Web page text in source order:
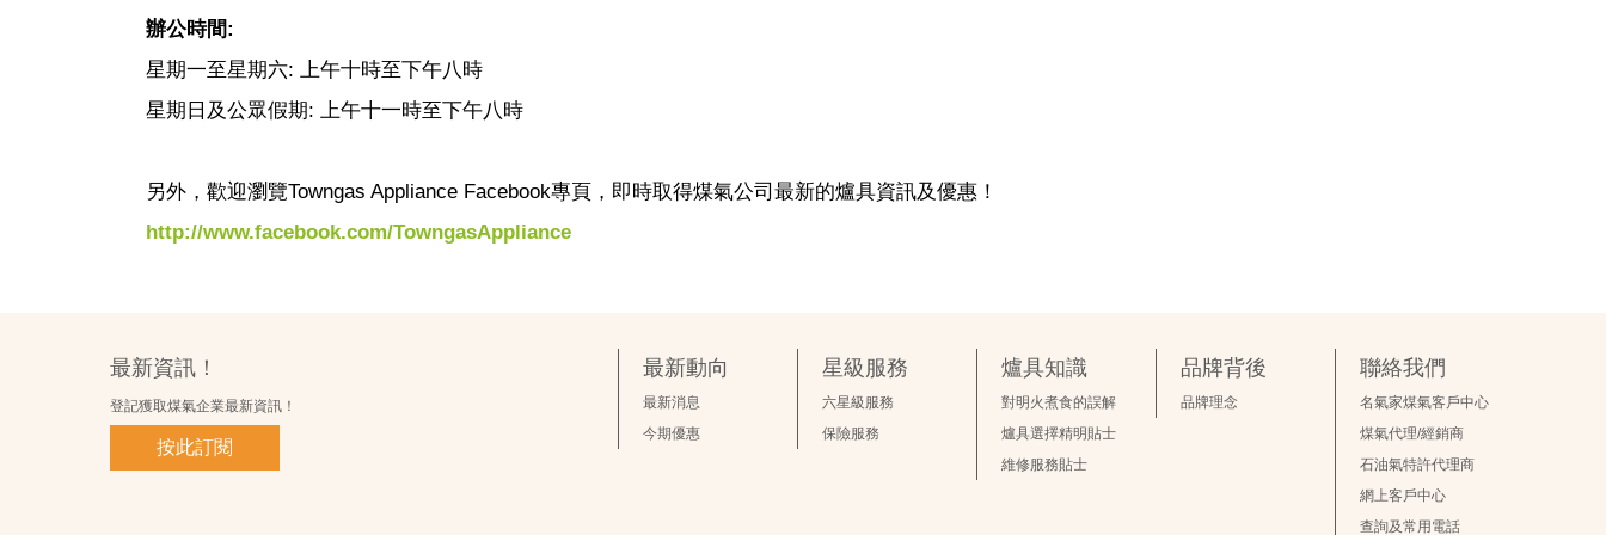
辦公時間:
星期一至星期六: 上午十時至下午八時
星期日及公眾假期: 上午十一時至下午八時
另外，歡迎瀏覽Towngas Appliance Facebook專頁，即時取得煤氣公司最新的爐具資訊及優惠！
http://www.facebook.com/TowngasAppliance
最新資訊！
登記獲取煤氣企業最新資訊！
按此訂閱
最新動向
最新消息
今期優惠
星級服務
六星級服務
保險服務
爐具知識
對明火煮食的誤解
爐具選擇精明貼士
維修服務貼士
品牌背後
品牌理念
聯絡我們
名氣家煤氣客戶中心
煤氣代理/經銷商
石油氣特許代理商
網上客戶中心
查詢及常用電話